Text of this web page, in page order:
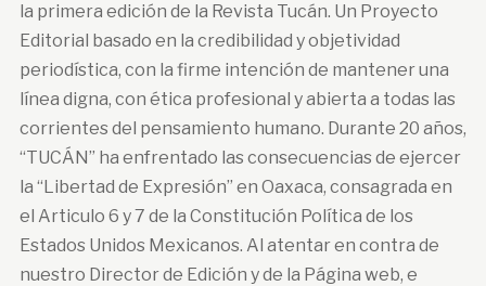
la primera edición de la Revista Tucán. Un Proyecto
Editorial basado en la credibilidad y objetividad
periodística, con la firme intención de mantener una
línea digna, con ética profesional y abierta a todas las
corrientes del pensamiento humano. Durante 20 años,
“TUCÁN” ha enfrentado las consecuencias de ejercer
la “Libertad de Expresión” en Oaxaca, consagrada en
el Articulo 6 y 7 de la Constitución Política de los
Estados Unidos Mexicanos. Al atentar en contra de
nuestro Director de Edición y de la Página web, e